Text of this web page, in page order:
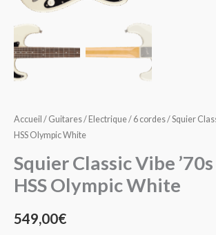
Accueil / Guitares/ Electrique/ 6 cordes/ Squier
HSS Olympic White
Squier Classic Vibe
HSS Olympic White
549,00€
Strat
HT
HSS
Olympic